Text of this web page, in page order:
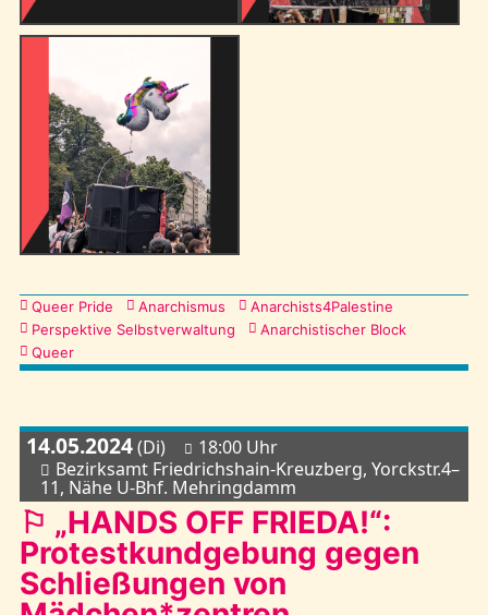
Kategorien
Queer Pride Anarchismus
Anarchists4Palestine
Perspektive Selbstverwaltung
Anarchistischer Block
Queer
14.05.2024(Di)
18:00 Uhr
Bezirksamt Friedrichshain-Kreuzberg, Yorckstr.4–
11, Nähe U-Bhf. Mehringdamm
⚐ „HANDS OFF FRIEDA!“:
Protestkundgebung gegen
Schließungen von